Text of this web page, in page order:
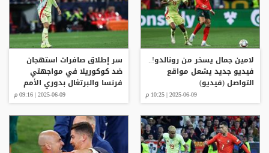
لامين جمال يسخر من رونالدو!..
فيديو جديد يشعل مواقع
التواصل (فيديو)
2025-06-09 | 10:25 م
سر إطلاق صافرات استهجان
ضد كوكوريلا في مواجهتي
فرنسا والبرتغال بدوري الأمم
2025-06-09 | 09:16 م